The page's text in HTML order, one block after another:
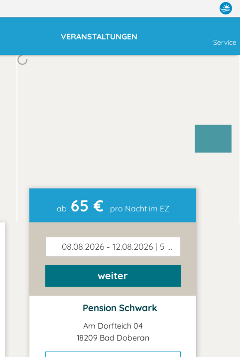
VERANSTALTUNGEN
Service
ab 65 € pro Nacht im EZ
08.08.2026 - 12.08.2026 | 5 Tage
weiter
Pension Schwark
Am Dorfteich 04
18209 Bad Doberan